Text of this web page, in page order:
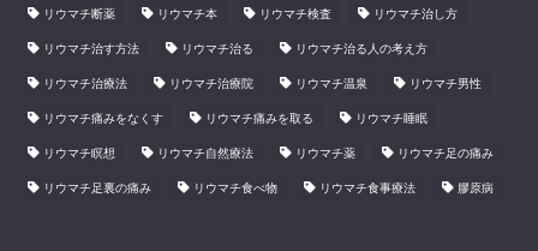
リウマチ断薬 リウマチ本 リウマチ検査 リウマチ治し方
リウマチ治す方法 リウマチ治る リウマチ治る人の考え方
リウマチ治療法 リウマチ治療院 リウマチ温泉 リウマチ男性
リウマチ痛みをなくす リウマチ痛みを取る リウマチ睡眠
リウマチ瞑想 リウマチ自然療法 リウマチ薬 リウマチ足の痛み
リウマチ足裏の痛み リウマチ食べ物 リウマチ食事療法 膠原病